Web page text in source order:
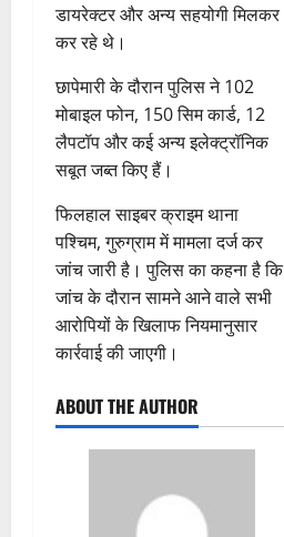
डायरेक्टर और अन्य सहयोगी मिलकर
कर रहे थे।
छापेमारी के दौरान पुलिस ने 102
मोबाइल फोन, 150 सिम कार्ड, 12
लैपटॉप और कई अन्य इलेक्ट्रॉनिक
सबूत जब्त किए हैं।
फिलहाल साइबर क्राइम थाना
पश्चिम, गुरुग्राम में मामला दर्ज कर
जांच जारी है। पुलिस का कहना है कि
जांच के दौरान सामने आने वाले सभी
आरोपियों के खिलाफ नियमानुसार
कार्रवाई की जाएगी।
ABOUT THE AUTHOR